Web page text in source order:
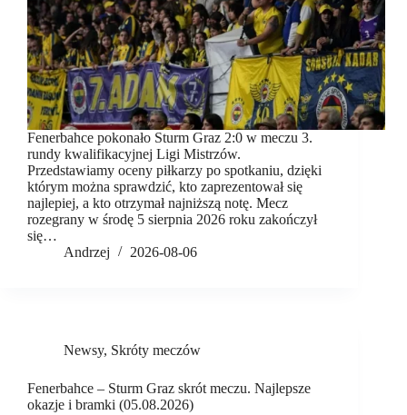
Fenerbahce pokonało Sturm Graz 2:0 w meczu 3.
rundy kwalifikacyjnej Ligi Mistrzów.
Przedstawiamy oceny piłkarzy po spotkaniu, dzięki
którym można sprawdzić, kto zaprezentował się
najlepiej, a kto otrzymał najniższą notę. Mecz
rozegrany w środę 5 sierpnia 2026 roku zakończył
się…
Andrzej
2026-08-06
Newsy, Skróty meczów
Fenerbahce – Sturm Graz skrót meczu. Najlepsze
okazje i bramki (05.08.2026)